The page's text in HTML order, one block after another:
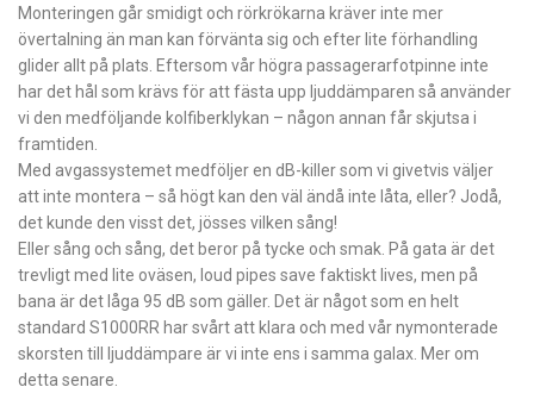
Monteringen går smidigt och rörkrökarna kräver inte mer
övertalning än man kan förvänta sig och efter lite förhandling
glider allt på plats. Eftersom vår högra passagerarfotpinne inte
har det hål som krävs för att fästa upp ljuddämparen så använder
vi den medföljande kolfiberklykan – någon annan får skjutsa i
framtiden.
Med avgassystemet medföljer en dB-killer som vi givetvis väljer
att inte montera – så högt kan den väl ändå inte låta, eller? Jodå,
det kunde den visst det, jösses vilken sång!
Eller sång och sång, det beror på tycke och smak. På gata är det
trevligt med lite oväsen, loud pipes save faktiskt lives, men på
bana är det låga 95 dB som gäller. Det är något som en helt
standard S1000RR har svårt att klara och med vår nymonterade
skorsten till ljuddämpare är vi inte ens i samma galax. Mer om
detta senare.